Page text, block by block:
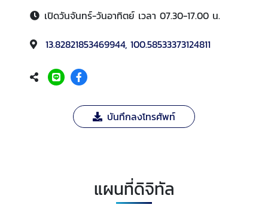
เปิดวันจันทร์-วันอาทิตย์ เวลา 07.30-17.00 น.
13.82821853469944, 100.58533373124811
บันทึกลงโทรศัพท์
แผนที่ดิจิทัล